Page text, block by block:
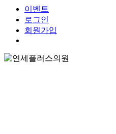
이 벤 트
로그인
회원가입